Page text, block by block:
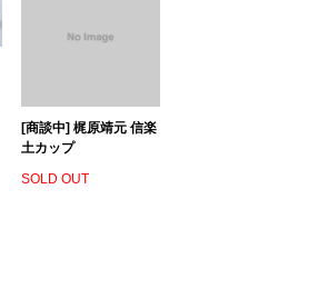
[商談中] 梶原靖元 信楽
土カップ
SOLD OUT